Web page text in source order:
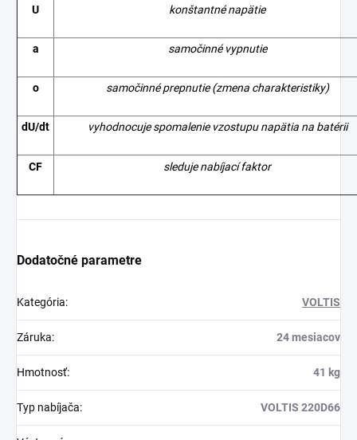
U konštantné napätie
a samočinné vypnutie
o samočinné prepnutie (zmena charakteristiky)
dU/dt vyhodnocuje spomalenie vzostupu napätia na batérii
CF sleduje nabíjací faktor
Dodatočné parametre
Kategória: VOLTIS
Záruka: 24 mesiacov
Hmotnosť: 41 kg
Typ nabíjača: VOLTIS 220D66